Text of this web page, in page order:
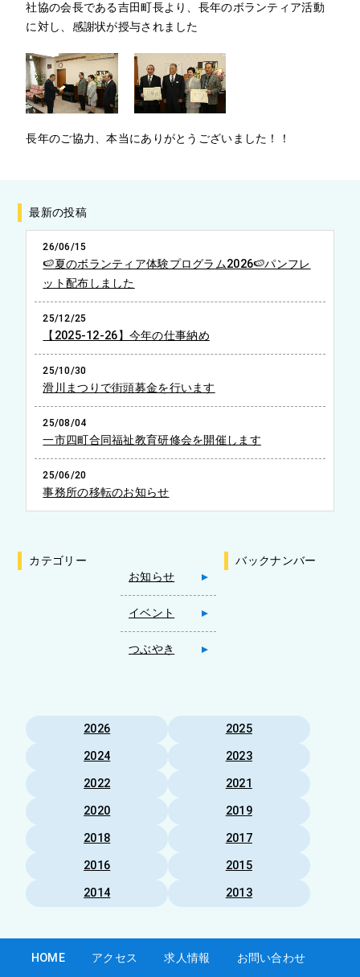
社協の会長である吉田町長より、長年のボランティア活動
に対し、感謝状が授与されました
長年のご協力、本当にありがとうございました！！
最新の投稿
26/06/15
🍉夏のボランティア体験プログラム2026🍉パンフレ
ット配布しました
25/12/25
【2025-12-26】今年の仕事納め
25/10/30
滑川まつりで街頭募金を行います
25/08/04
一市四町合同福祉教育研修会を開催します
25/06/20
事務所の移転のお知らせ
カテゴリー
お知らせ
イベント
つぶやき
バックナンバー
2026
2025
2024
2023
2022
2021
2020
2019
2018
2017
2016
2015
2014
2013
HOME アクセス 求人情報 お問い合わせ